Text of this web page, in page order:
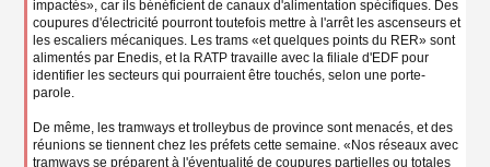
impactés», car ils bénéficient de canaux d'alimentation spécifiques. Des
coupures d'électricité pourront toutefois mettre à l'arrêt les ascenseurs et
les escaliers mécaniques. Les trams «et quelques points du RER» sont
alimentés par Enedis, et la RATP travaille avec la filiale d'EDF pour
identifier les secteurs qui pourraient être touchés, selon une porte-
parole.
De même, les tramways et trolleybus de province sont menacés, et des
réunions se tiennent chez les préfets cette semaine. «Nos réseaux avec
tramways se préparent à l'éventualité de coupures partielles ou totales